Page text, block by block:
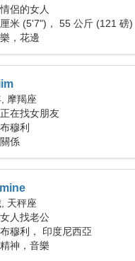
侶的女人
米 (5'7")， 55 公斤 (121 磅)
，花邊
摩羯座
在找女朋友
穆利
係
天秤座
人找老公
穆利， 印度尼西亞
神，音樂